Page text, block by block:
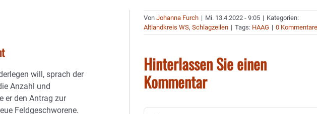
will, sprach der
Anzahl und
er den Antrag zur
Feldgeschworene.
VonJohanna Furch | Mi. 13.4.2022 - 9:05 | Kategorien:
Altlandkreis WS,Schlagzeilen | Tags: HAAG | 0
Hinterlassen Sie einen
Kommentar